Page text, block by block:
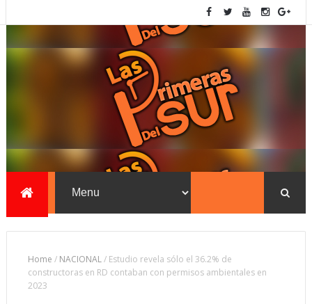
Home / NACIONAL/ Estudio revela sólo el 36.2% de
constructoras en RD contaban con permisos ambientales en
2023